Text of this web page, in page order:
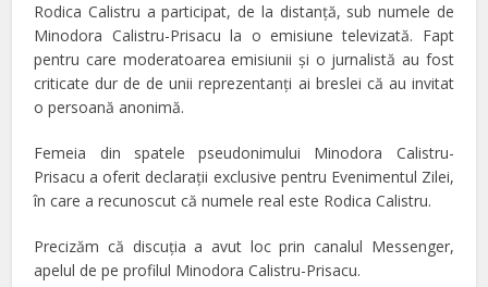
Rodica Calistru a participat, de la distanţă, sub numele de
Minodora Calistru-Prisacu la o emisiune televizată. Fapt
pentru care moderatoarea emisiunii şi o jurnalistă au fost
criticate dur de de unii reprezentanţi ai breslei că au invitat
o persoană anonimă.
Femeia din spatele pseudonimului Minodora Calistru-
Prisacu a oferit declaraţii exclusive pentru Evenimentul Zilei,
în care a recunoscut că numele real este Rodica Calistru.
Precizăm că discuţia a avut loc prin canalul Messenger,
apelul de pe profilul Minodora Calistru-Prisacu.